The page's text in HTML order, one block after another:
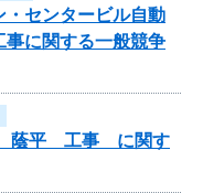
・センタービル自動
事に関する一般競争
蔭平 工事 に関す